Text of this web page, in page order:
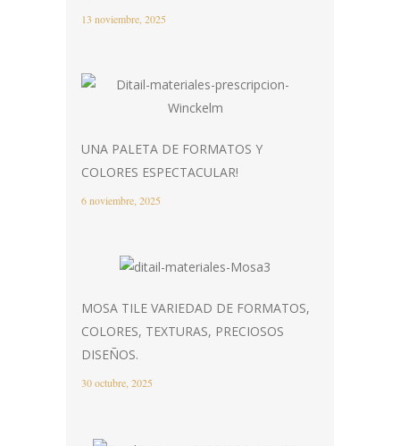
13 noviembre, 2025
UNA PALETA DE FORMATOS Y
COLORES ESPECTACULAR!
6 noviembre, 2025
MOSA TILE VARIEDAD DE FORMATOS,
COLORES, TEXTURAS, PRECIOSOS
DISEÑOS.
30 octubre, 2025